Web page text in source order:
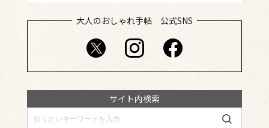
大人のおしゃれ手帖 公式SNS
サイト内検索